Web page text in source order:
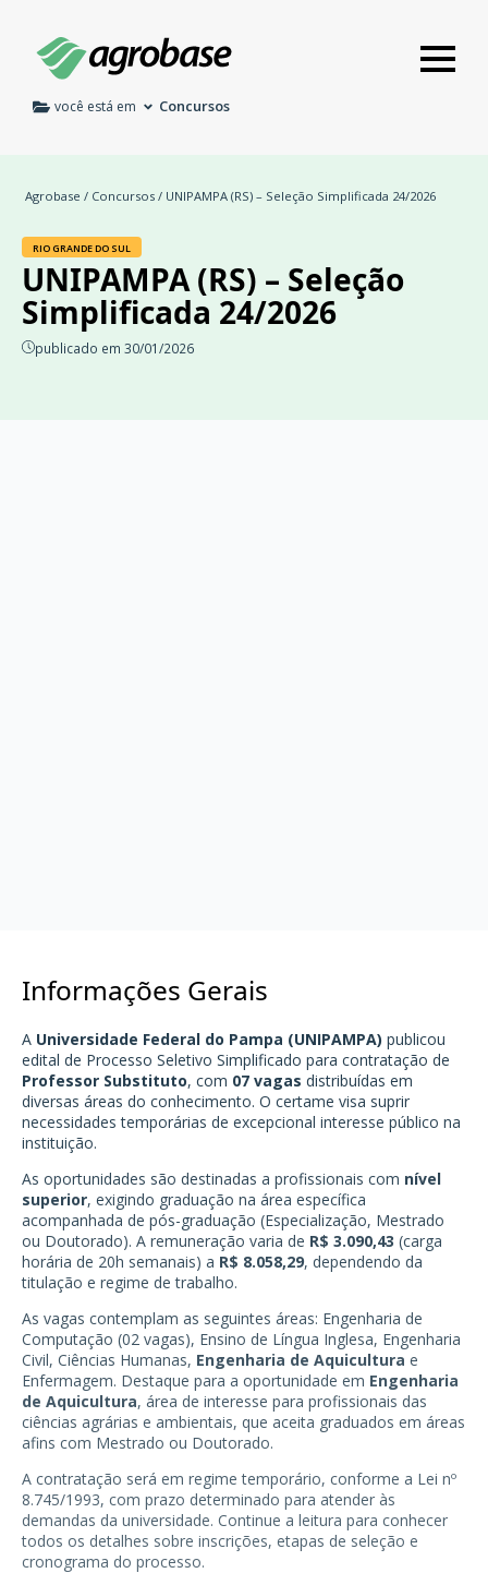
você está em Concursos
Agrobase / Concursos / UNIPAMPA (RS) – Seleção Simplificada 24/2026
RIO GRANDE DO SUL
UNIPAMPA (RS) – Seleção
Simplificada 24/2026
publicado em 30/01/2026
Informações Gerais
A Universidade Federal do Pampa (UNIPAMPA) publicou
edital de Processo Seletivo Simplificado para contratação de
Professor Substituto, com 07 vagas distribuídas em
diversas áreas do conhecimento. O certame visa suprir
necessidades temporárias de excepcional interesse público na
instituição.
As oportunidades são destinadas a profissionais com nível
superior, exigindo graduação na área específica
acompanhada de pós-graduação (Especialização, Mestrado
ou Doutorado). A remuneração varia de R$ 3.090,43 (carga
horária de 20h semanais) a R$ 8.058,29, dependendo da
titulação e regime de trabalho.
As vagas contemplam as seguintes áreas: Engenharia de
Computação (02 vagas), Ensino de Língua Inglesa, Engenharia
Civil, Ciências Humanas, Engenharia de Aquicultura e
Enfermagem. Destaque para a oportunidade em Engenharia
de Aquicultura, área de interesse para profissionais das
ciências agrárias e ambientais, que aceita graduados em áreas
afins com Mestrado ou Doutorado.
A contratação será em regime temporário, conforme a Lei nº
8.745/1993, com prazo determinado para atender às
demandas da universidade. Continue a leitura para conhecer
todos os detalhes sobre inscrições, etapas de seleção e
cronograma do processo.